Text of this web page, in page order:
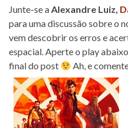
Junte-se aAlexandre Luiz,
para uma discussão sobre o
vem descobrir os erros e
espacial. Aperte o play
final do post
Ah, e